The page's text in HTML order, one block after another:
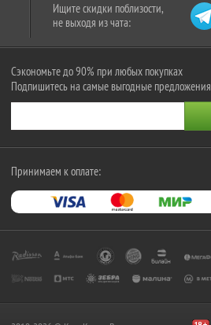
Ищите скидки поблизости,
не выходя из чата:
Сэкономьте до 90% при любых покупках
Подпишитесь на самые выгодные предложения
Принимаем к оплате: